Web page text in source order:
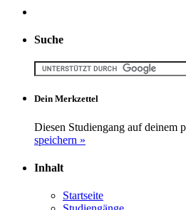
Suche
Dein Merkzettel
Diesen Studiengang auf deinem
speichern »
Inhalt
Startseite